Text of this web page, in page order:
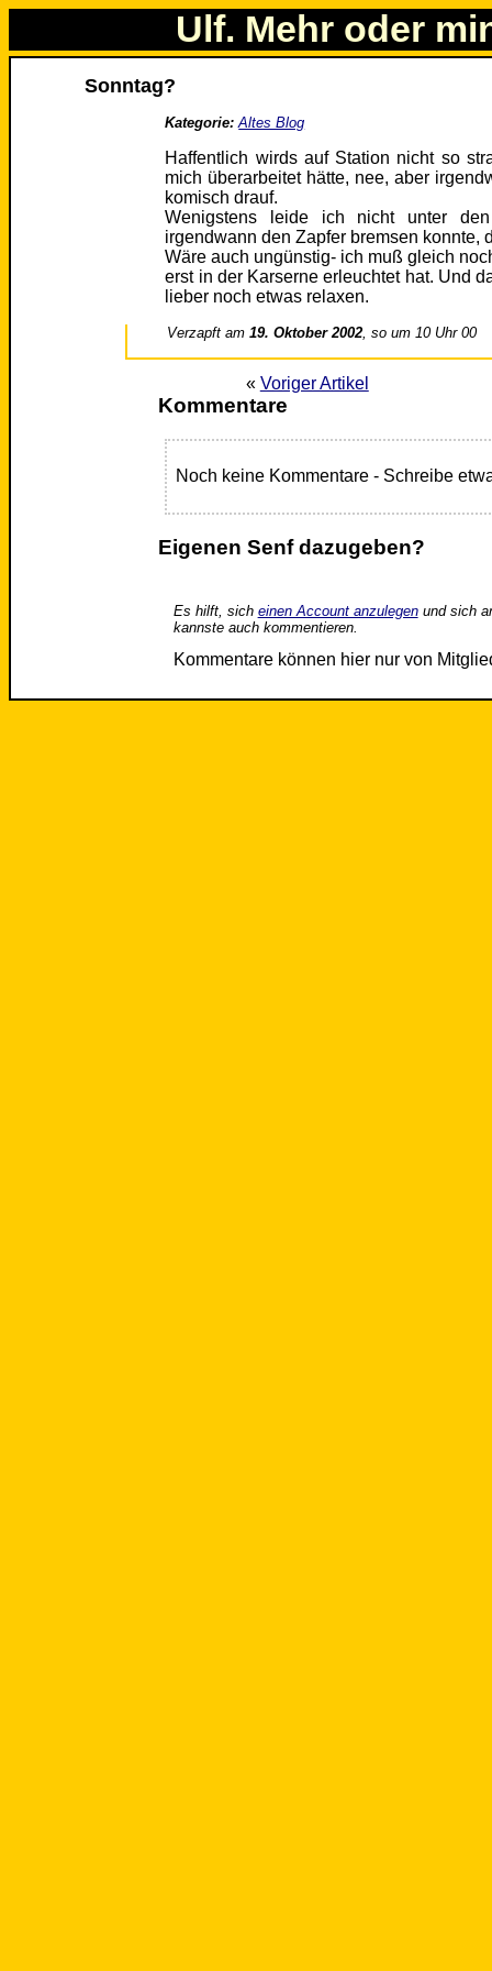
Ulf. Mehr oder
Sonntag?
Kategorie: Altes Blog
Haffentlich wirds auf Station nicht so
mich überarbeitet hätte, nee, aber
komisch drauf.
Wenigstens leide ich nicht unter
irgendwann den Zapfer bremsen konnte,
Wäre auch ungünstig- ich muß gleich
erst in der Karserne erleuchtet hat. Und
lieber noch etwas relaxen.
Verzapft am19. Oktober 2002, so um 10 Uhr 00
« Voriger Artikel
Kommentare
Noch keine Kommentare - Schreibe
Eigenen Senf dazugeben?
Es hilft, sich einen Account anzulegenund sich
kannste auch kommentieren.
Kommentare können hier nur von